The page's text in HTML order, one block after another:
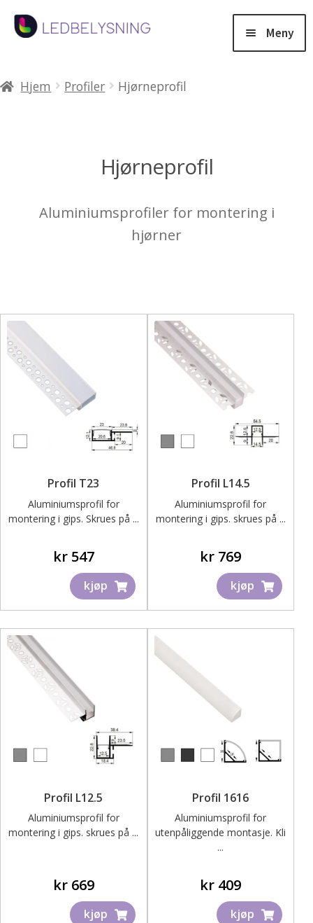
Hopp
Hopp
Meny
search
Lysstyring
ut
Inspirasjon
Bedriftskunde – Skjema for registrering
Kontakt oss – Få tilbud på ditt prosjekt
Hjem Profiler Hjørneprofil
Hjørneprofil
Aluminiumsprofiler for montering i
hjørner
Profil T23
Aluminiumsprofil for
montering i gips. Skrues på ...
kr547
kjøp
Profil L14.5
Aluminiumsprofil for
montering i gips. skrues på ...
kr 769
kjøp
Profil L12.5
Aluminiumsprofil for
montering i gips. skrues på ...
kr669
kjøp
Profil 1616
Aluminiumsprofil for
utenpåliggende montasje. Kli
...
kr 409
kjøp